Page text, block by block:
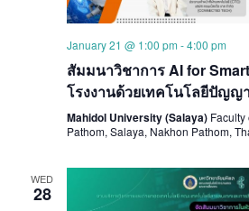
January 21 @ 1:00 pm -4:00 pm
สัมมนาวิชาการ AI for
โรงงานด้วยเทคโนโลยีปัญญ
Mahidol University (Salaya) Faculty
Pathom, Salaya, Nakhon Pathom,
WED
28